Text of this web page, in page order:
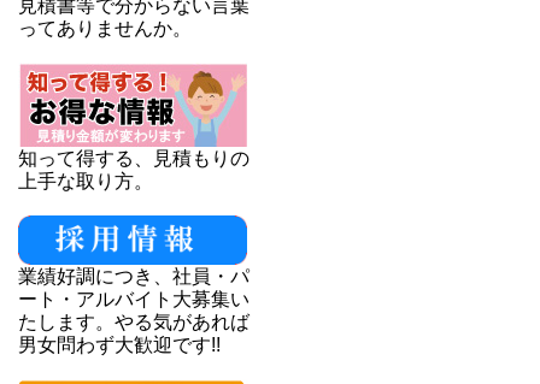
見積書等で分からない言葉
ってありませんか。
知って得する、見積もりの
上手な取り方。
業績好調につき、社員・パ
ート・アルバイト大募集い
たします。やる気があれば
男女問わず大歓迎です!!